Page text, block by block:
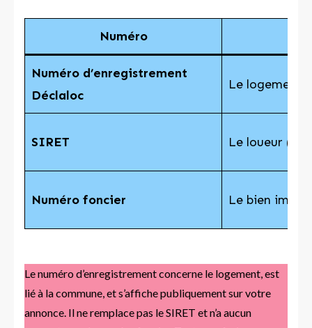
Numéro
Numéro d’enregistrement
Déclaloc
Le logement
SIRET Le loueur
Numéro foncier Le bien
Le numéro d’enregistrement concerne le logement, est
lié à la commune, et s’affiche publiquement sur votre
annonce. Il ne remplace pas le SIRET et n’a aucun